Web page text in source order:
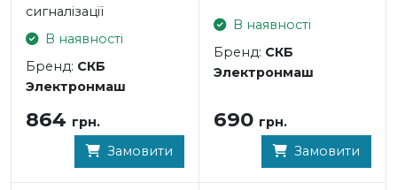
сигналізації
В наявності
Бренд: СКБ
Электронмаш
864 грн.
Замовити
В наявності
Бренд: СКБ
Электронмаш
690 грн.
Замовити